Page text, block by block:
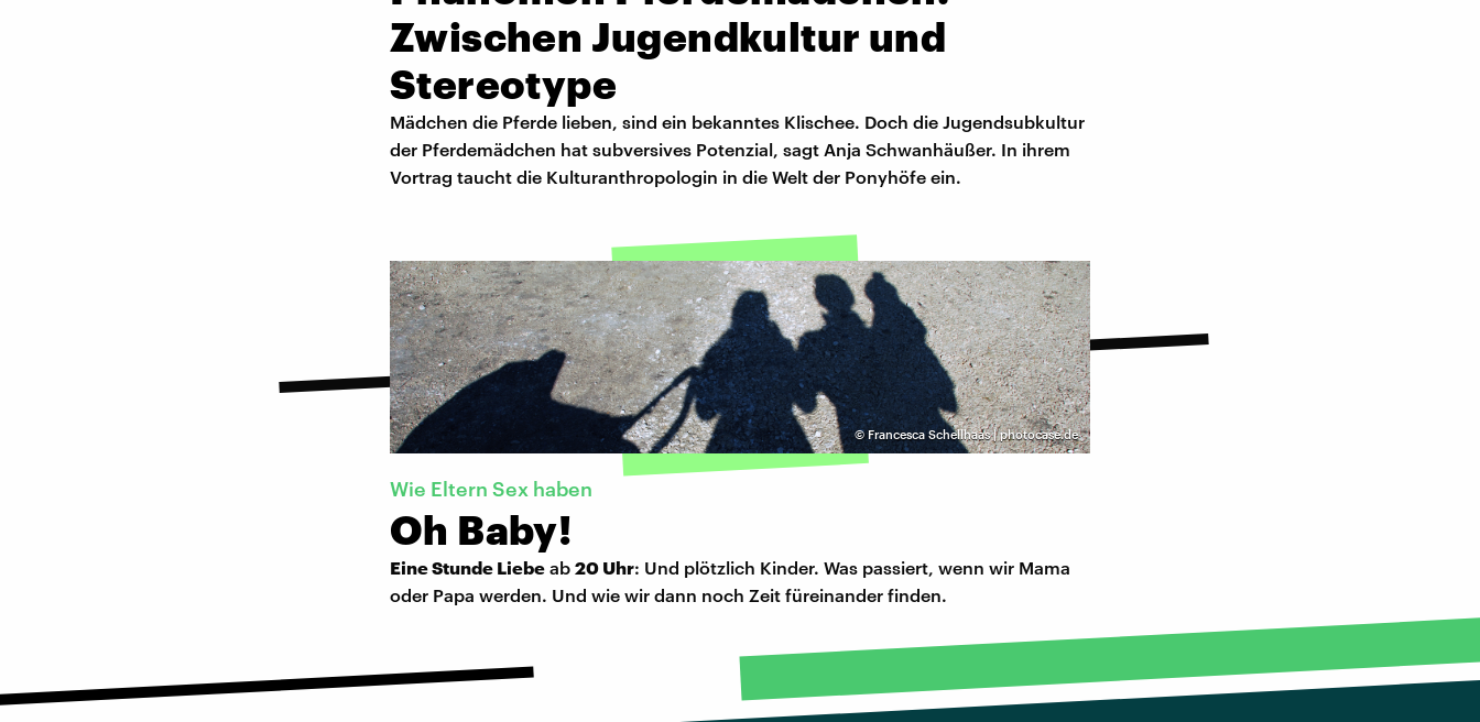
Zwischen Jugendkultur und
Stereotype
Mädchen die Pferde lieben, sind ein bekanntes Klischee. Doch die Jugendsubkultur
der Pferdemädchen hat subversives Potenzial, sagt Anja Schwanhäußer. In ihrem
Vortrag taucht die Kulturanthropologin in die Welt der Ponyhöfe ein.
©Francesca Schellhaas | photocase.de
Wie Eltern Sex haben
Oh Baby!
Eine Stunde Liebe ab 20 Uhr: Und plötzlich Kinder. Was passiert, wenn wir Mama
oder Papa werden. Und wie wir dann noch Zeit füreinander finden.